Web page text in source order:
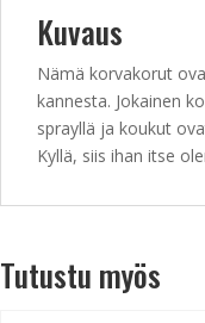
Kuvaus
Nämä korvakorut
kannesta. Jokainen
sprayllä ja koukut
Kyllä, siis ihan itse
Tutustu myös